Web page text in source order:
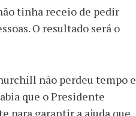
tinha receio de pedir
O resultado será o
não perdeu tempo e
que o Presidente
para garantir a ajuda que